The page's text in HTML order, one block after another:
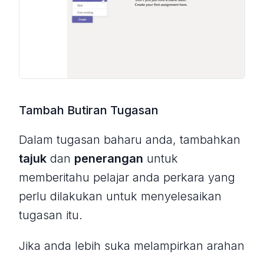
Tambah Butiran Tugasan
Dalam tugasan baharu anda, tambahkan
tajuk dan penerangan untuk
memberitahu pelajar anda perkara yang
perlu dilakukan untuk menyelesaikan
tugasan itu.
Jika anda lebih suka melampirkan arahan